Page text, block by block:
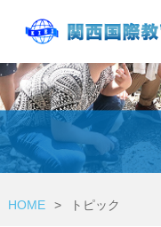
HOME > トピック